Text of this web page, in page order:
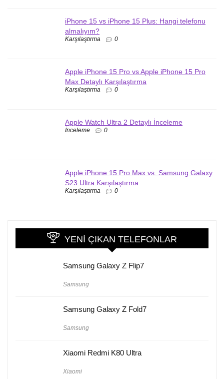
iPhone 15 vs iPhone 15 Plus: Hangi telefonu
almalıyım?
Karşılaştırma 0
Apple iPhone 15 Pro vs Apple iPhone 15 Pro
Max Detaylı Karşılaştırma
Karşılaştırma 0
Apple Watch Ultra 2 Detaylı İnceleme
İnceleme 0
Apple iPhone 15 Pro Max vs. Samsung Galaxy
S23 Ultra Karşılaştırma
Karşılaştırma 0
YENI ÇIKAN TELEFONLAR
Samsung Galaxy Z Flip7
Samsung
Samsung Galaxy Z Fold7
Samsung
Xiaomi Redmi K80 Ultra
Xiaomi